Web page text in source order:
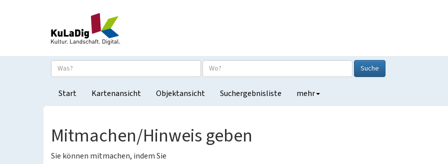
Suche
Start Kartenansicht Objektansicht Suchergebnisliste mehr
Mitmachen/Hinweis geben
Sie können mitmachen, indem Sie